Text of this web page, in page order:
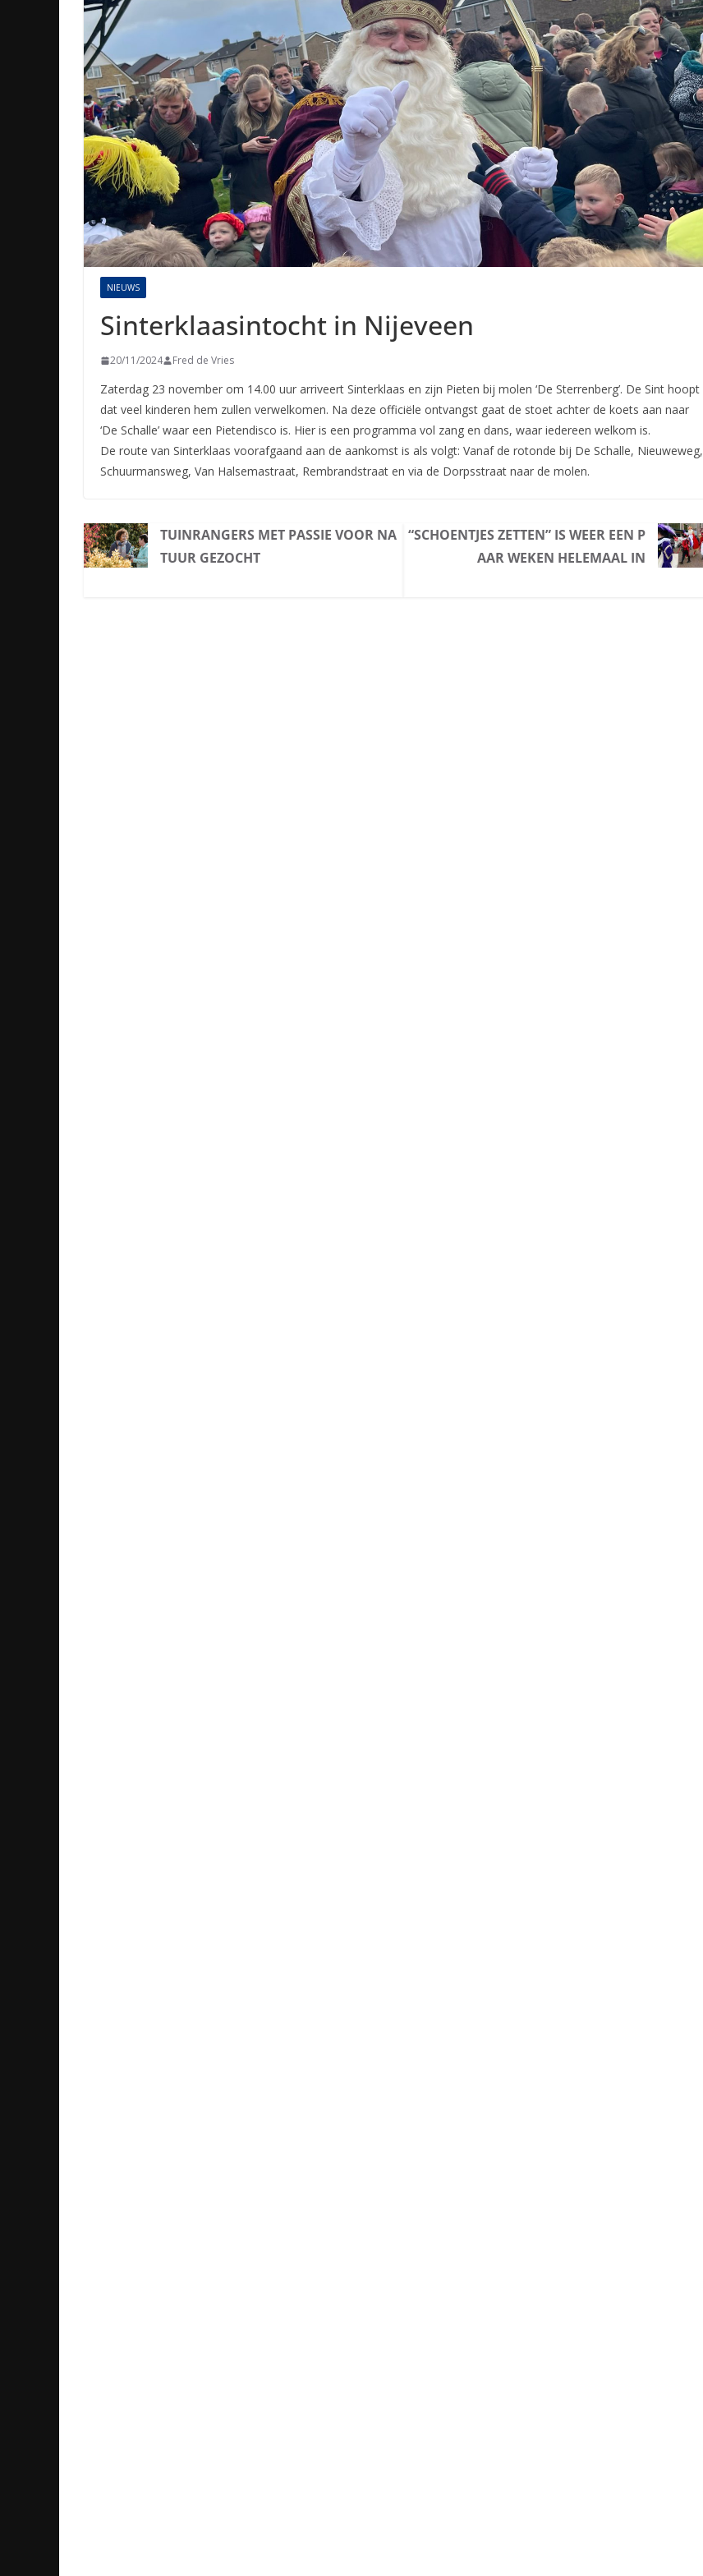
NIEUWS
Sinterklaasintocht in Nijeveen
20/11/2024 Fred de Vries
Zaterdag 23 november om 14.00 uur arriveert Sinterklaas en zijn Pieten bij molen ‘De Sterrenberg’. De Sint hoopt
dat veel kinderen hem zullen verwelkomen. Na deze officiële ontvangst gaat de stoet achter de koets aan naar
‘De Schalle’ waar een Pietendisco is. Hier is een programma vol zang en dans, waar iedereen welkom is.
De route van Sinterklaas voorafgaand aan de aankomst is als volgt: Vanaf de rotonde bij De Schalle, Nieuweweg,
Schuurmansweg, Van Halsemastraat, Rembrandstraat en via de Dorpsstraat naar de molen.
TUINRANGERS MET PASSIE VOOR NA
TUUR GEZOCHT
“SCHOENTJES ZETTEN” IS WEER EEN P
AAR WEKEN HELEMAAL IN